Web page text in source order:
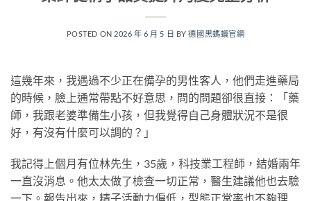
POSTED ON 2026 年 6 月 5 日 BY德國黑螞蟻官網
這幾年來，我遇過不少正在備孕的男性客人，他們走進藥局
的時候，臉上通常帶點不好意思，問的問題卻很直接：「藥
師，我跟老婆準備生小孩，但我覺得自己身體狀況不是很
好，有沒有什麼可以調的？」
我記得上個月有位林先生，35歲，科技業工程師，結婚兩年
一直沒消息。他太太做了檢查一切正常，醫生建議他也去驗
一下。報告出來，精子活動力偏低，型態正常率也不夠理